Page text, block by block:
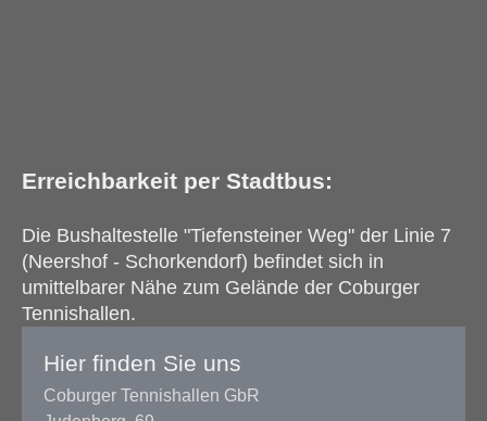
Erreichbarkeit per Stadtbus:
Die Bushaltestelle "Tiefensteiner Weg" der Linie 7
(Neershof - Schorkendorf) befindet sich in
umittelbarer Nähe zum Gelände der Coburger
Tennishallen.
Hier finden Sie uns
Coburger Tennishallen GbR